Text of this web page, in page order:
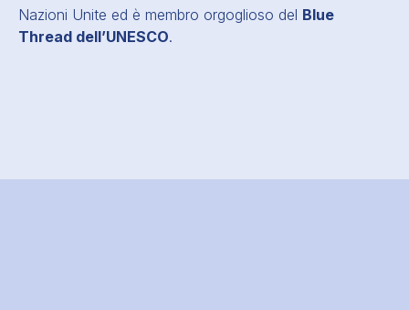
Nazioni Unite ed è membro orgoglioso del Blue
Thread dell’UNESCO.